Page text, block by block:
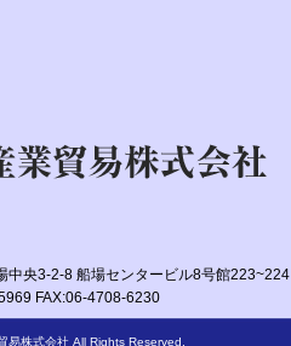
中央3-2-8 船場センタービル8号館223~224
FAX:06-4708-6230
易株式会社 All Rights Reserved.